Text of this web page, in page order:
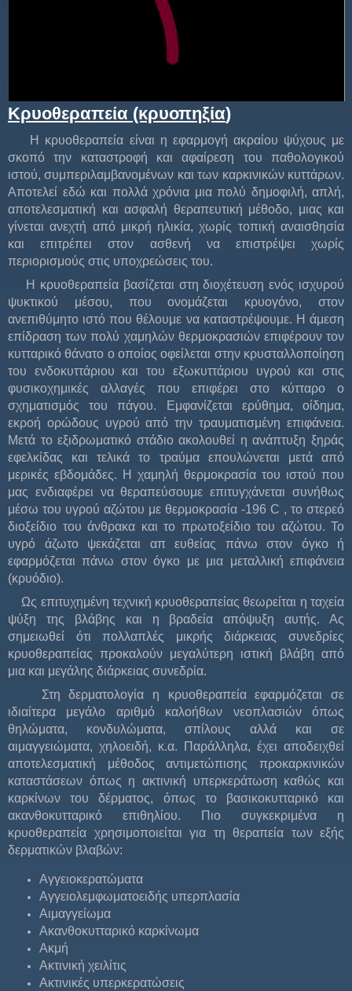
Κρυοθεραπεία (κρυοπηξία)
Η κρυοθεραπεία είναι η εφαρμογή ακραίου ψύχους με
σκοπό την καταστροφή και αφαίρεση του παθολογικού
ιστού, συμπεριλαμβανομένων και των καρκινικών κυττάρων.
Αποτελεί εδώ και πολλά χρόνια μια πολύ δημοφιλή, απλή,
αποτελεσματική και ασφαλή θεραπευτική μέθοδο, μιας και
γίνεται ανεχτή από μικρή ηλικία, χωρίς τοπική αναισθησία
και επιτρέπει στον ασθενή να επιστρέψει χωρίς
περιορισμούς στις υποχρεώσεις του.
Η κρυοθεραπεία βασίζεται στη διοχέτευση ενός ισχυρού
ψυκτικού μέσου, που ονομάζεται κρυογόνο, στον
ανεπιθύμητο ιστό που θέλουμε να καταστρέψουμε. Η άμεση
επίδραση των πολύ χαμηλών θερμοκρασιών επιφέρουν τον
κυτταρικό θάνατο ο οποίος οφείλεται στην κρυσταλλοποίηση
του ενδοκυττάριου και του εξωκυττάριου υγρού και στις
φυσικοχημικές αλλαγές που επιφέρει στο κύτταρο ο
σχηματισμός του πάγου. Εμφανίζεται ερύθημα, οίδημα,
εκροή ορώδους υγρού από την τραυματισμένη επιφάνεια.
Μετά το εξιδρωματικό στάδιο ακολουθεί η ανάπτυξη ξηράς
εφελκίδας και τελικά το τραύμα επουλώνεται μετά από
μερικές εβδομάδες. Η χαμηλή θερμοκρασία του ιστού που
μας ενδιαφέρει να θεραπεύσουμε επιτυγχάνεται συνήθως
μέσω του υγρού αζώτου με θερμοκρασία -196 C , το στερεό
διοξείδιο του άνθρακα και το πρωτοξείδιο του αζώτου. Το
υγρό άζωτο ψεκάζεται απ ευθείας πάνω στον όγκο ή
εφαρμόζεται πάνω στον όγκο με μια μεταλλική επιφάνεια
(κρυόδιο).
Ως επιτυχημένη τεχνική κρυοθεραπείας θεωρείται η ταχεία
ψύξη της βλάβης και η βραδεία απόψυξη αυτής. Ας
σημειωθεί ότι πολλαπλές μικρής διάρκειας συνεδρίες
κρυοθεραπείας προκαλούν μεγαλύτερη ιστική βλάβη από
μια και μεγάλης διάρκειας συνεδρία.
Στη δερματολογία η κρυοθεραπεία εφαρμόζεται σε
ιδιαίτερα μεγάλο αριθμό καλοήθων νεοπλασιών όπως
θηλώματα, κονδυλώματα, σπίλους αλλά και σε
αιμαγγειώματα, χηλοειδή, κ.α. Παράλληλα, έχει αποδειχθεί
αποτελεσματική μέθοδος αντιμετώπισης προκαρκινικών
καταστάσεων όπως η ακτινική υπερκεράτωση καθώς και
καρκίνων του δέρματος, όπως το βασικοκυτταρικό και
ακανθοκυτταρικό επιθηλίου. Πιο συγκεκριμένα η
κρυοθεραπεία χρησιμοποιείται για τη θεραπεία των εξής
δερματικών βλαβών:
Αγγειοκερατώματα
Αγγειολεμφωματοειδής υπερπλασία
Αιμαγγείωμα
Ακανθοκυτταρικό καρκίνωμα
Ακμή
Ακτινική χειλίτις
Ακτινικές υπερκερατώσεις